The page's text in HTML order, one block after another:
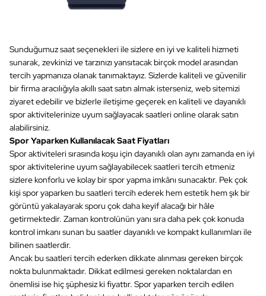
Sunduğumuz saat seçenekleri ile sizlere en iyi ve kaliteli hizmeti
sunarak, zevkinizi ve tarzınızı yansıtacak birçok model arasından
tercih yapmanıza olanak tanımaktayız. Sizlerde kaliteli ve güvenilir
bir firma aracılığıyla akıllı saat satın almak isterseniz, web sitemizi
ziyaret edebilir ve bizlerle iletişime geçerek en kaliteli ve dayanıklı
spor aktivitelerinize uyum sağlayacak saatleri online olarak satın
alabilirsiniz.
Spor Yaparken Kullanılacak Saat Fiyatları
Spor aktiviteleri sırasında koşu için dayanıklı olan aynı zamanda en iyi
spor aktivitelerine uyum sağlayabilecek saatleri tercih etmeniz
sizlere konforlu ve kolay bir spor yapma imkânı sunacaktır. Pek çok
kişi spor yaparken bu saatleri tercih ederek hem estetik hem şık bir
görüntü yakalayarak sporu çok daha keyif alacağı bir hâle
getirmektedir. Zaman kontrolünün yanı sıra daha pek çok konuda
kontrol imkanı sunan bu saatler dayanıklı ve kompakt kullanımları ile
bilinen saatlerdir.
Ancak bu saatleri tercih ederken dikkate alınması gereken birçok
nokta bulunmaktadır. Dikkat edilmesi gereken noktalardan en
önemlisi ise hiç şüphesiz ki fiyattır. Spor yaparken tercih edilen